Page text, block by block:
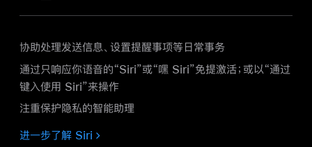
协助处理发送信息、设置提醒事项等日常事务
通过只响应你语音的“Siri”或“嘿 Siri”免提激活；或以“通过
键入使用 Siri”来操作
注重保护隐私的智能助理
进一步了解 Siri